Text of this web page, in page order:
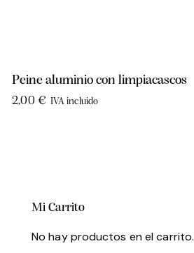
Peine aluminio con limpiacascos
2,00 € IVA incluido
Mi Carrito
No hay productos en el carrito.